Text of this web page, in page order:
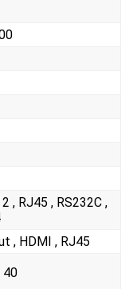
, RJ45 , RS232С ,
, HDMI , RJ45
40